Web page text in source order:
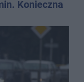
Konieczna